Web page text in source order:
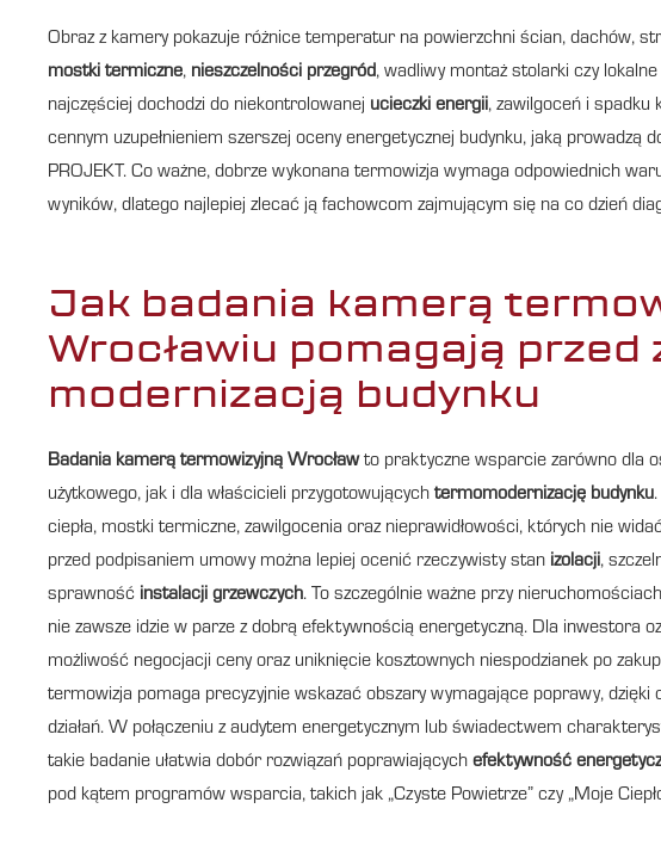
Obraz z kamery pokazuje różnice temperatur na powierzchni ścian, dachów,
mostki termiczne, nieszczelności przegród, wadliwy montaż stolarki czy
najczęściej dochodzi do niekontrolowanej ucieczki energii, zawilgoceń i
cennym uzupełnieniem szerszej oceny energetycznej budynku, jaką prowadzą
PROJEKT. Co ważne, dobrze wykonana termowizja wymaga odpowiednich
wyników, dlatego najlepiej zlecać ją fachowcom zajmującym się na co dzień
Jak badania kamerą
Wrocławiu pomagają przed
modernizacją budynku
Badania kamerą termowizyjną Wrocławto praktyczne wsparcie zarówno dla
użytkowego, jak i dla właścicieli przygotowujących termomodernizację budynku
ciepła, mostki termiczne, zawilgocenia oraz nieprawidłowości, których nie
przed podpisaniem umowy można lepiej ocenić rzeczywisty stan izolacji,
sprawność instalacji grzewczych. To szczególnie ważne przy
nie zawsze idzie w parze z dobrą efektywnością energetyczną. Dla inwestora
możliwość negocjacji ceny oraz uniknięcie kosztownych niespodzianek po
termowizja pomaga precyzyjnie wskazać obszary wymagające poprawy,
działań. W połączeniu z audytem energetycznym lub świadectwem
takie badanie ułatwia dobór rozwiązań poprawiających efektywność
pod kątem programów wsparcia, takich jak „Czyste Powietrze” czy „Moje